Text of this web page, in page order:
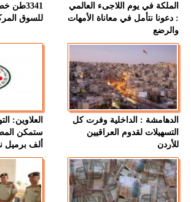
الملكة في يوم اللاجىء العالمي
: دعونا نتأمل في معاناة الأمهات
والرضع
3341طن
للسوق
الدهامشة : الداخلية وفرت كل
التسهيلات لقدوم العراقيين
للأردن
العلاوين:
ألف برميل